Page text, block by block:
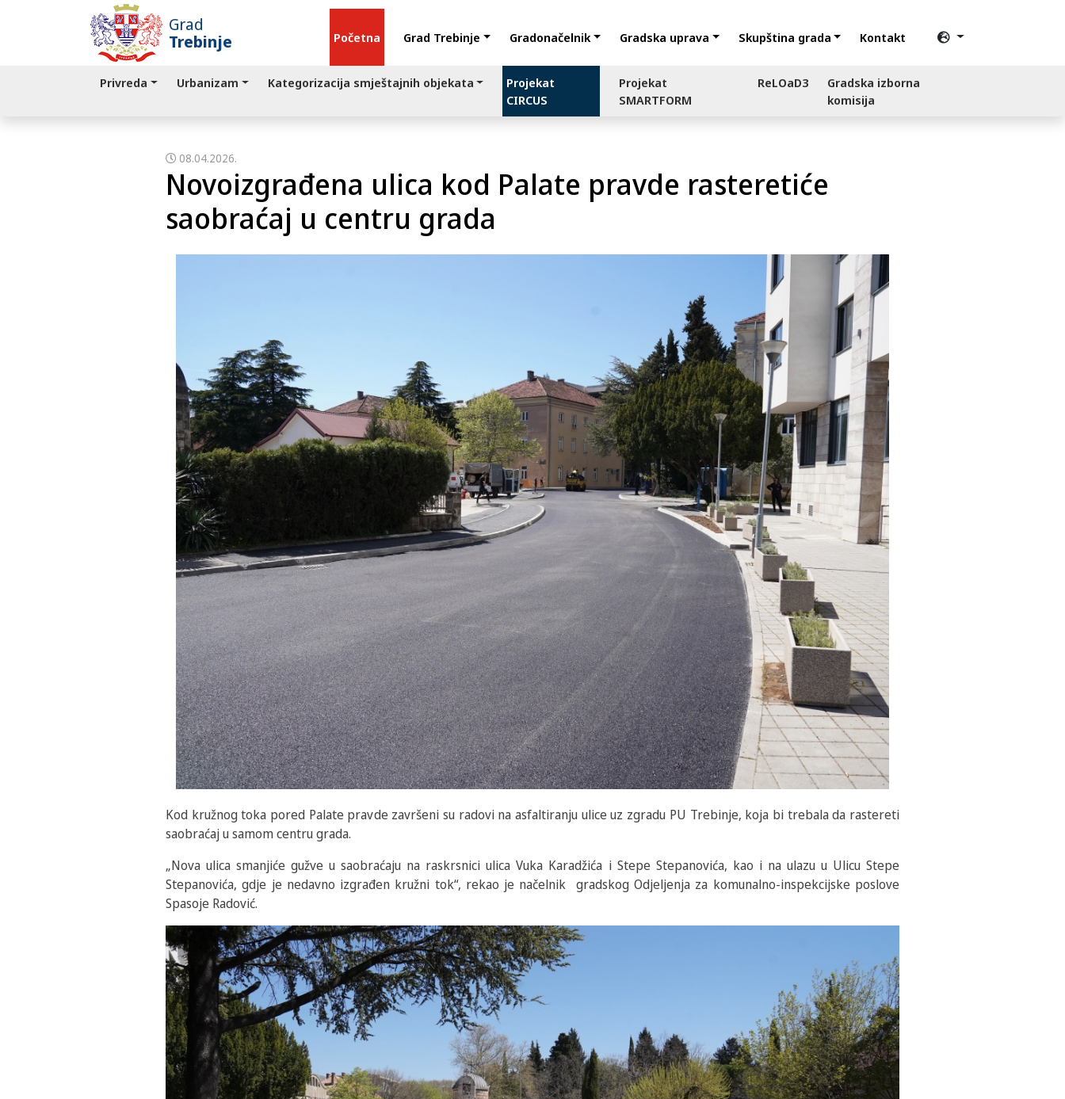
Grad
Trebinje
Početna Grad Trebinje Gradonačelnik Gradska uprava Skupština grada Kontakt
Privreda Urbanizam Kategorizacija smještajnih objekata
Projekat
CIRCUS
Projekat
SMARTFORM
ReLOaD3
Gradska izborna
komisija
08.04.2026.
Novoizgrađena ulica kod Palate pravde rasteretiće
saobraćaj u centru grada
Kod kružnog toka pored Palate pravde završeni su radovi na asfaltiranju ulice uz zgradu PU Trebinje, koja bi trebala da rastereti
saobraćaj u samom centru grada.
„Nova ulica smanjiće gužve u saobraćaju na raskrsnici ulica Vuka Karadžića i Stepe Stepanovića, kao i na ulazu u Ulicu Stepe
Stepanovića, gdje je nedavno izgrađen kružni tok“, rekao je načelnik gradskog Odjeljenja za komunalno-inspekcijske poslove
Spasoje Radović.